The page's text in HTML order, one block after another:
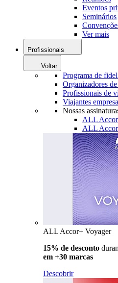
Eventos
Seminários
Ver mais
Profissionais
Voltar
Programa de
Organizadores
Profissionais de
Viajantes
Nossas
ALL
ALL
ALL Accor+ Voyager
15% de desconto
em +30 marcas
Descobrir